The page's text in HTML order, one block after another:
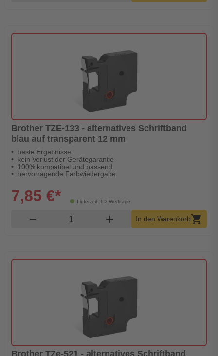
Brother TZE-133 - alternatives Schriftband
blau auf transparent 12 mm
beste Ergebnisse
kein Verlust der Gerätegarantie
100% kompatibel und passend
hervorragende Farbwiedergabe
Lieferzeit: 1-2 Werktage
7,85 €*
remove Produkt Warenkorb Menge
add In den Warenkorbshopping_cart
Brother TZe-521 - alternatives Schriftband